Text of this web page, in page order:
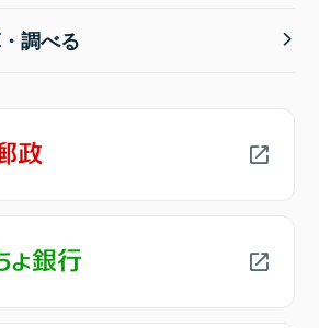
調べる